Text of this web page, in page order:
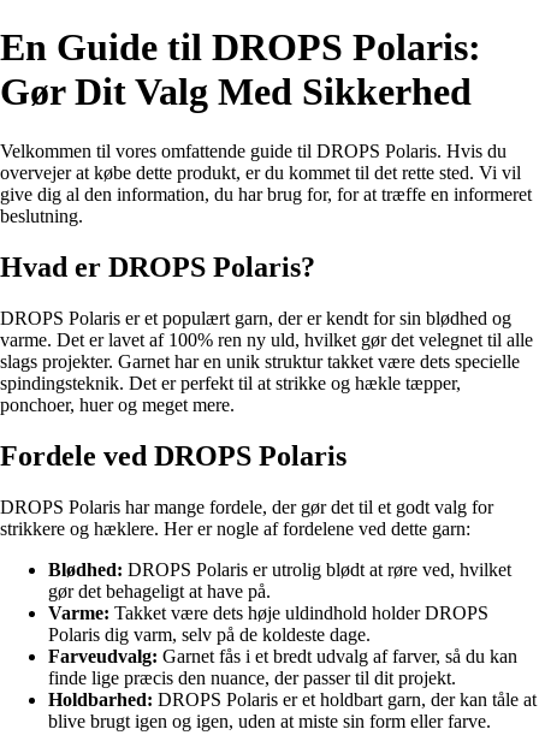
En Guide til DROPS Polaris:
Gør Dit Valg Med Sikkerhed
Velkommen til vores omfattende guide til DROPS Polaris. Hvis du
overvejer at købe dette produkt, er du kommet til det rette sted. Vi vil
give dig al den information, du har brug for, for at træffe en informeret
beslutning.
Hvad er DROPS Polaris?
DROPS Polaris er et populært garn, der er kendt for sin blødhed og
varme. Det er lavet af 100% ren ny uld, hvilket gør det velegnet til alle
slags projekter. Garnet har en unik struktur takket være dets specielle
spindingsteknik. Det er perfekt til at strikke og hækle tæpper,
ponchoer, huer og meget mere.
Fordele ved DROPS Polaris
DROPS Polaris har mange fordele, der gør det til et godt valg for
strikkere og hæklere. Her er nogle af fordelene ved dette garn:
Blødhed: DROPS Polaris er utrolig blødt at røre ved, hvilket
gør det behageligt at have på.
Varme: Takket være dets høje uldindhold holder DROPS
Polaris dig varm, selv på de koldeste dage.
Farveudvalg: Garnet fås i et bredt udvalg af farver, så du kan
finde lige præcis den nuance, der passer til dit projekt.
Holdbarhed: DROPS Polaris er et holdbart garn, der kan tåle at
blive brugt igen og igen, uden at miste sin form eller farve.